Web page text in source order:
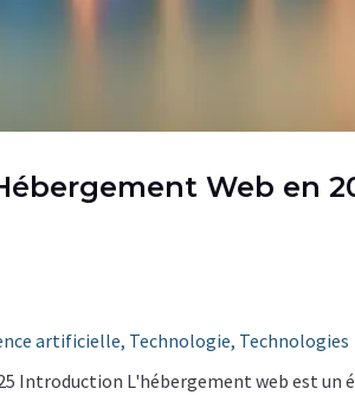
Web en
artificielle, Technologie, Technologies
Introduction L'hébergement web est